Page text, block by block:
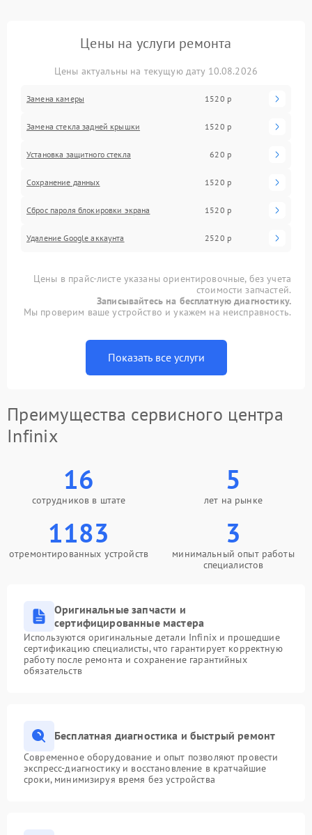
Цены на услуги ремонта
Цены актуальны на текущую дату 10.08.2026
Замена камеры 1520 р
Замена стекла задней крышки 1520 р
Установка защитного стекла 620 р
Сохранение данных 1520 р
Сброс пароля блокировки экрана 1520 р
Удаление Google аккаунта 2520 р
Цены в прайс-листе указаны ориентировочные, без учета
стоимости запчастей.
Записывайтесь на бесплатную диагностику.
Мы проверим ваше устройство и укажем на неисправность.
Показать все услуги
Преимущества сервисного центра
Infinix
16
сотрудников в штате
5
лет на рынке
1183
отремонтированных устройств
3
минимальный опыт работы
специалистов
Оригинальные запчасти и
сертифицированные мастера
Используются оригинальные детали Infinix и прошедшие
сертификацию специалисты, что гарантирует корректную
работу после ремонта и сохранение гарантийных
обязательств
Бесплатная диагностика и быстрый ремонт
Современное оборудование и опыт позволяют провести
экспресс-диагностику и восстановление в кратчайшие
сроки, минимизируя время без устройства